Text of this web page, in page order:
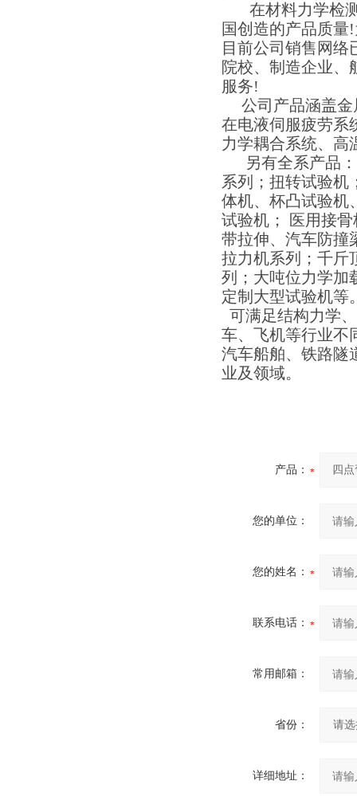
在材料力学检测
国创造的产品质
目前公司销售网络
院校、制造企业、
服务!
公司产品涵盖金
在电液伺服疲劳系
力学耦合系统、高
另有全系产品：
系列；扭转试验
体机、杯凸试验机
试验机； 医用接
带拉伸、汽车防撞
拉力机系列；千斤
列；大吨位力学加
定制大型试验机等
可满足结构力学
车、飞机等行业不
汽车船舶、铁路隧
业及领域。
产品：
您的单位：
您的姓名：
联系电话：
常用邮箱：
省份：
详细地址：